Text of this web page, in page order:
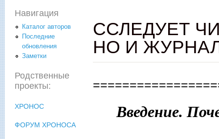
ССЛЕДУЕТ
НО И
Введение.
Навигация
Каталог авторов
Последние
обновления
Заметки
Родственные
проекты:
ХРОНОС
ФОРУМ ХРОНОСА